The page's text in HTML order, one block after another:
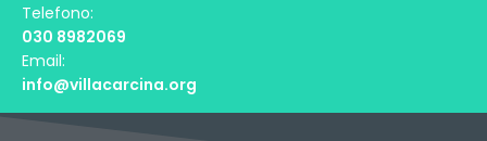
Telefono:
030 8982069
Email:
info@villacarcina.org